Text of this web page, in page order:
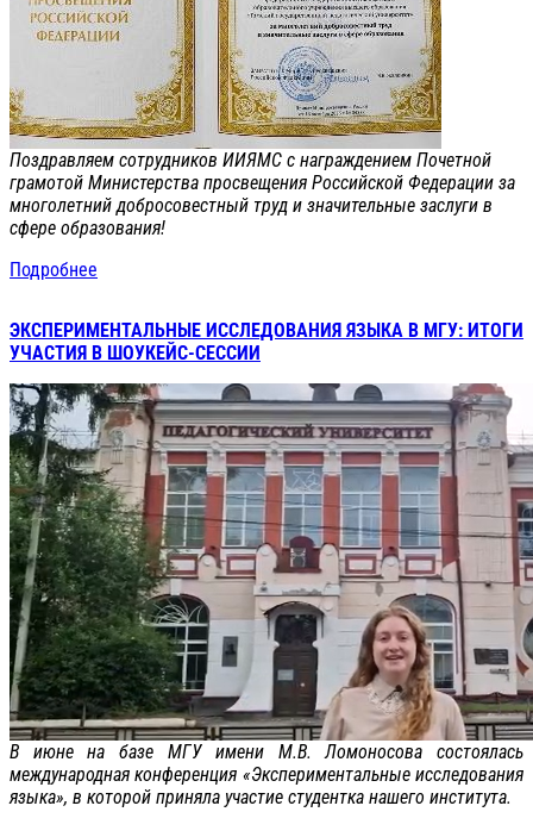
Поздравляем сотрудников ИИЯМС с награждением Почетной
грамотой Министерства просвещения Российской Федерации за
многолетний добросовестный труд и значительные заслуги в
сфере образования!
Подробнее
ЭКСПЕРИМЕНТАЛЬНЫЕ ИССЛЕДОВАНИЯ ЯЗЫКА В МГУ: ИТОГИ
УЧАСТИЯ В ШОУКЕЙС-СЕССИИ
В июне на базе МГУ имени М.В. Ломоносова состоялась
международная конференция «Экспериментальные исследования
языка», в которой приняла участие студентка нашего института.